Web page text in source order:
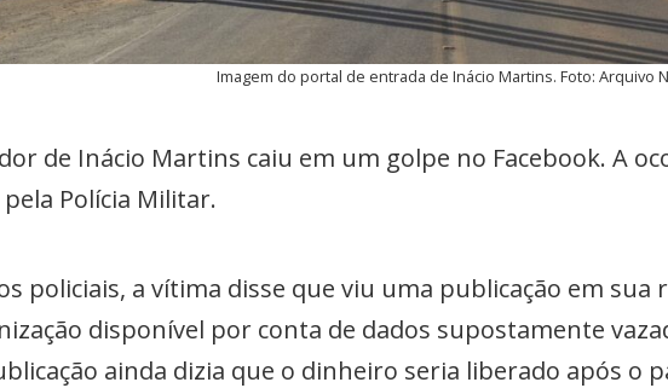
Imagem do portal de entrada de Inácio Martins. Foto: Arquivo
de Inácio Martins caiu em um golpe no Facebook. A
Polícia Militar.
policiais, a vítima disse que viu uma publicação em sua
disponível por conta de dados supostamente
ainda dizia que o dinheiro seria liberado após o